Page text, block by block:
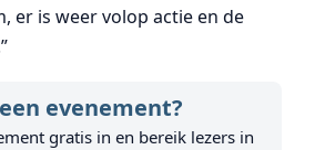
er is weer volop actie en de
evenement?
gratis in en bereik lezers in